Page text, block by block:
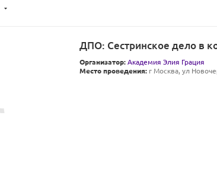
ДПО: Сестринское дело в
Организатор: Академия Элия Грация
Место проведения: г Москва, ул